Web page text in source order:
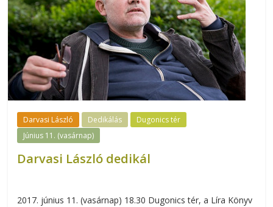
Darvasi László Dedikálás
Dugonics tér
Június 11. (vasárnap)
Darvasi László dedikál
2017. június 11. (vasárnap) 18.30 Dugonics tér, a Líra Könyv